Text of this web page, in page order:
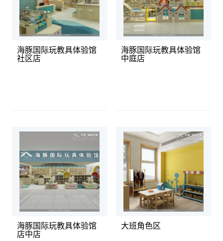
海豚国际玩教具体验馆
社区店
海豚国际玩教具体验馆
中庭店
海豚国际玩教具体验馆
店中店
大班角色区